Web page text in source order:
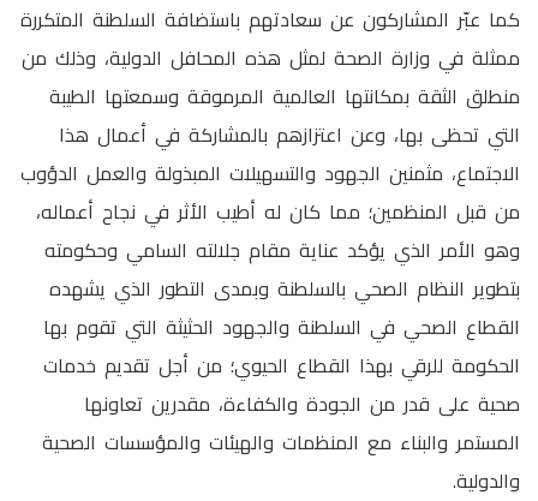
كما عبّر المشاركون عن سعادتهم باستضافة السلطنة المتكررة
ممثلة في وزارة الصحة لمثل هذه المحافل الدولية، وذلك من
منطلق الثقة بمكانتها العالمية المرموقة وسمعتها الطيبة
التي تحظى بها، وعن اعتزازهم بالمشاركة في أعمال هذا
الاجتماع، مثمنين الجهود والتسهيلات المبذولة والعمل الدؤوب
من قبل المنظمين؛ مما كان له أطيب الأثر في نجاح أعماله،
وهو الأمر الذي يؤكد عناية مقام جلالته السامي وحكومته
بتطوير النظام الصحي بالسلطنة وبمدى التطور الذي يشهده
القطاع الصحي في السلطنة والجهود الحثيثة التي تقوم بها
الحكومة للرقي بهذا القطاع الحيوي؛ من أجل تقديم خدمات
صحية على قدر من الجودة والكفاءة، مقدرين تعاونها
المستمر والبناء مع المنظمات والهيئات والمؤسسات الصحية
والدولية.